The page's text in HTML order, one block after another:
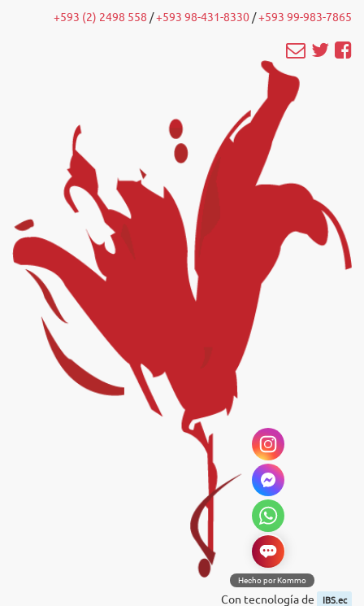
+593 (2) 2498 558 /‭+593 98-431-8330 ‬ /‭+593 99-983-7865‬
Con tecnología de IBS.ec
Hecho por Kommo